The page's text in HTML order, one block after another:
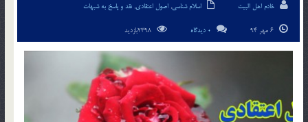
خادم اهل البیت اسلام شناسی, اصول اعتقادی, نقد و پاسخ به شبهات
0 دیدگاه